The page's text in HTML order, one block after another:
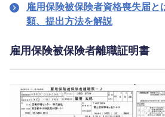
雇用保険被保険者資格喪失届と
類、提出方法を解説
雇用保険被保険者離職証明書